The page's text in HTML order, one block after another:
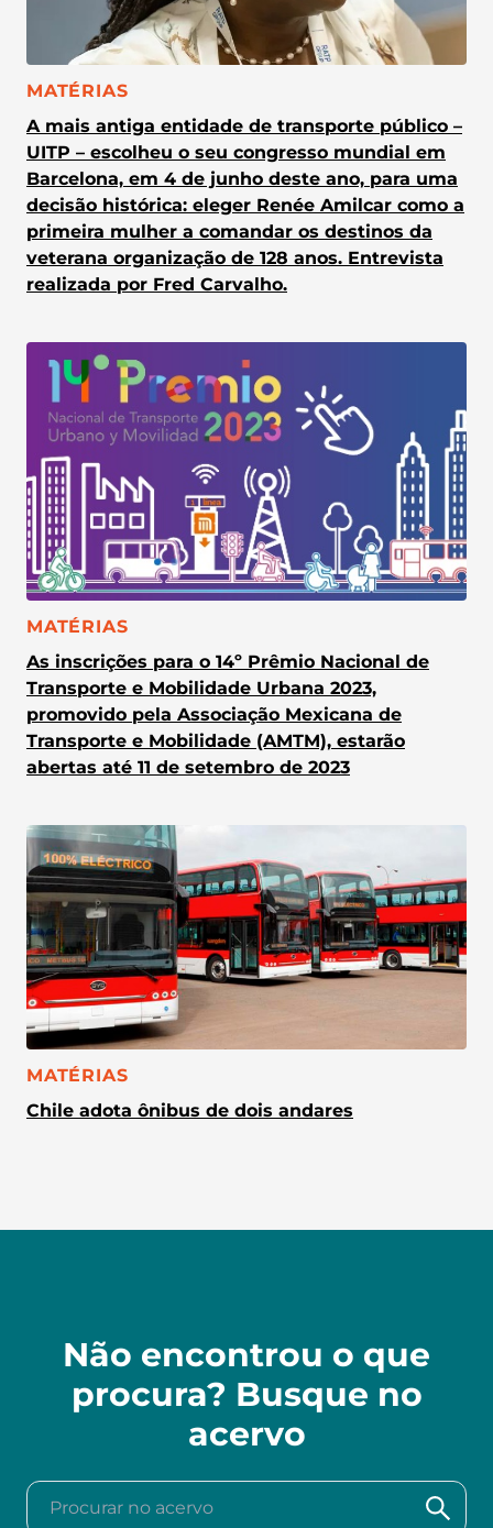
CATEGORIA:
MATÉRIAS
A mais antiga entidade de transporte público –
UITP – escolheu o seu congresso mundial em
Barcelona, em 4 de junho deste ano, para uma
decisão histórica: eleger Renée Amilcar como a
primeira mulher a comandar os destinos da
veterana organização de 128 anos. Entrevista
realizada por Fred Carvalho.
CATEGORIA:
MATÉRIAS
As inscrições para o 14º Prêmio Nacional de
Transporte e Mobilidade Urbana 2023,
promovido pela Associação Mexicana de
Transporte e Mobilidade (AMTM), estarão
abertas até 11 de setembro de 2023
CATEGORIA:
MATÉRIAS
Chile adota ônibus de dois andares
Não encontrou o que
procura? Busque no
acervo
Procurar no acervo